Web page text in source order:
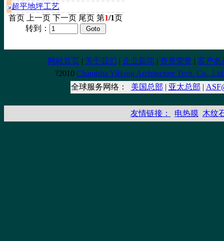
超平地坪工艺
首页 上一页 下一页 尾页 第1/1页
转到：
网站首页| 关于我们 | 企业新闻 | 资质荣誉| 客户名
?2010 Changsha YiHeng Architecture Tech. Co.,
全球服务网络： 美国总部 | 亚太总部 |
友情链接： 电热膜 木纹